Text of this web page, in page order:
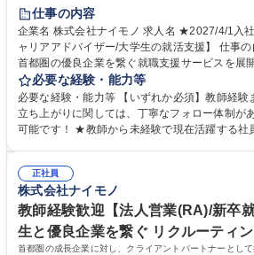
仕事の内容
企業名 株式会社ナイモノ 求人名 ★2027/4/1入社 教師/塾講師歓迎！【キ
ャリアアドバイザー/大学生の就活支援】 仕事の内容 上京を志す就活生と
首都圏の優良企業を繋ぐ就職支援サービスを展
中の学生に寄り添い、学生の可能性を引き出す
ンは就職活動のサポート業務をご担当いただきます。 【キャリア
生にとって人生を左右する「ファーストキャリ
がわからない状態から自己分析や企業研究を通
み」は不要であり、学生本位の最適な進路に向
用情報の提供/面接対策／提出書類添削/自社採用等 募集職種 ★2027/4/1
社 教師/塾講師歓迎！【キャリアアドバイザー/
必要な経験・能力等
必要な経験・能力等 【いずれか必須】教師経
立ち上がりに関しては、丁寧なフォロー体制が
可能です！ ★教師から未経験で現在活躍する社
年収が200万円以上UPしています。直近では入
1年で年収が2倍UPしたメンバーも！ ■売上前
7％(10期)→195％(11期・前期）で拡大中。社
名体制へと増員予定！ ■業界特化しておらず、
介が可能です！ 学歴・資格 学歴：大学院
正社員
株式会社ナイモノ
教師経験歓迎【法人営業(RA)/新卒
生と優良企業を繋ぐ リクルーティ
首都圏の成長企業に対し、クライアントパートナーとし